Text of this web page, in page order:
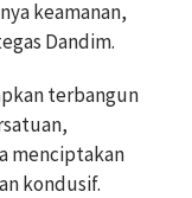
keamanan,
Dandim.
terbangun
menciptakan
kondusif.